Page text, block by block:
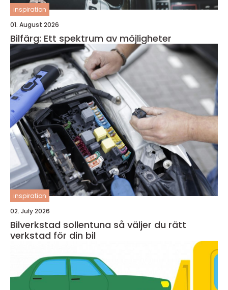
inspiration
01. August 2026
Bilfärg: Ett spektrum av möjligheter
inspiration
02. July 2026
Bilverkstad sollentuna så väljer du rätt
verkstad för din bil